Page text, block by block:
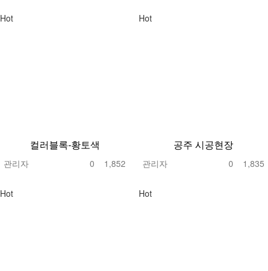
Hot
컬러블록-황토색
관리자 0 1,852
Hot
공주 시공현장
관리자 0 1,835
Hot Hot